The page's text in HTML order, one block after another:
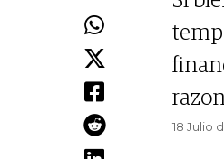
18 Julio